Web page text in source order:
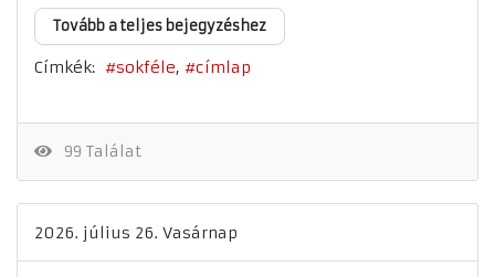
Tovább a teljes bejegyzéshez
Címkék: sokféle címlap
99 Találat
2026. július 26. Vasárnap